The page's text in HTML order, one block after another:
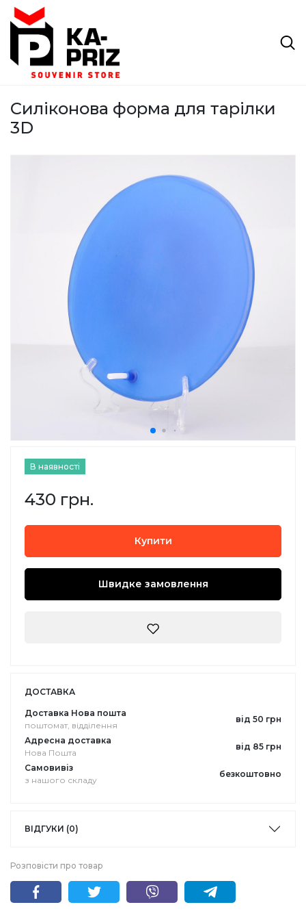
Силіконова форма для тарілки
3D
В наявності
430 грн.
Купити
Швидке замовлення
ДОСТАВКА
Доставка Нова пошта
поштомат, відділення
від 50 грн
Адресна доставка
Нова Пошта
від 85 грн
Самовивіз
з нашого складу
безкоштовно
ВІДГУКИ (0)
Розповісти про товар